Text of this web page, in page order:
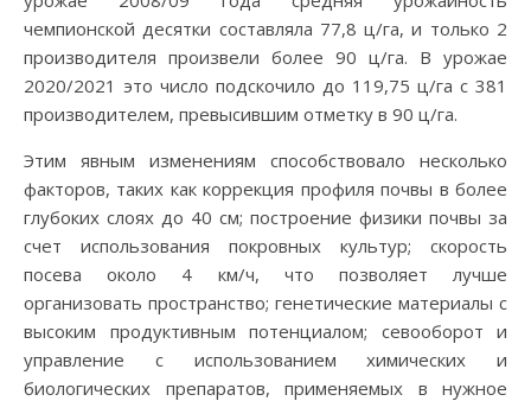
чемпионской десятки составляла 77,8 ц/га, и только 2
производителя произвели более 90 ц/га. В урожае
2020/2021 это число подскочило до 119,75 ц/га с 381
производителем, превысившим отметку в 90 ц/га.
Этим явным изменениям способствовало несколько
факторов, таких как коррекция профиля почвы в более
глубоких слоях до 40 см; построение физики почвы за
счет использования покровных культур; скорость
посева около 4 км/ч, что позволяет лучше
организовать пространство; генетические материалы с
высоким продуктивным потенциалом; севооборот и
управление с использованием химических и
биологических препаратов, применяемых в нужное